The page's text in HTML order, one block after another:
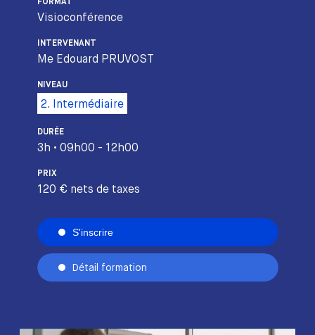
FORMAT
Visioconférence
INTERVENANT
Me Edouard PRUVOST
NIVEAU
2. Intermédiaire
DURÉE
3h • 09h00 - 12h00
PRIX
120 € nets de taxes
S'inscrire
Détail formation